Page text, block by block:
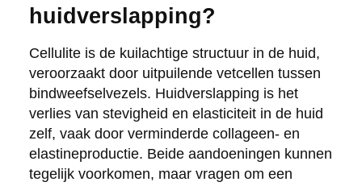
huidverslapping?
Cellulite is de kuilachtige structuur in de huid,
veroorzaakt door uitpuilende vetcellen tussen
bindweefselvezels. Huidverslapping is het
verlies van stevigheid en elasticiteit in de huid
zelf, vaak door verminderde collageen- en
elastineproductie. Beide aandoeningen kunnen
tegelijk voorkomen, maar vragen om een